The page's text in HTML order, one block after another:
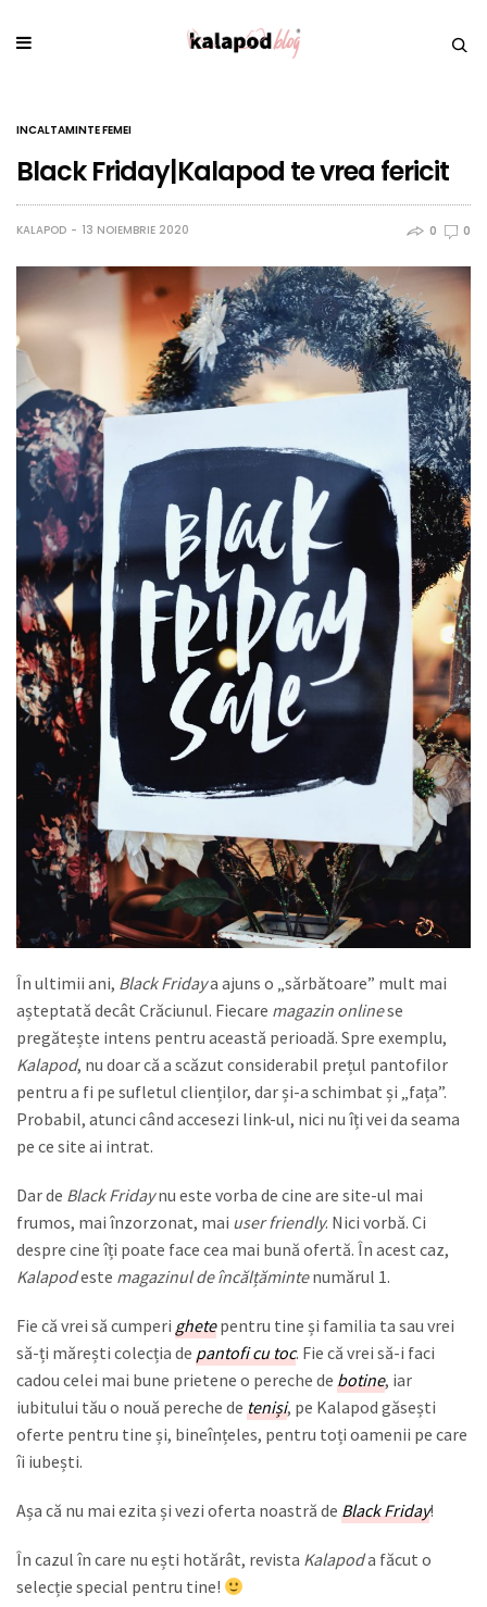
INCALTAMINTE FEMEI
Black Friday|Kalapod te vrea fericit
KALAPOD 13 NOIEMBRIE 2020 0 0
În ultimii ani, Black Fridaya ajuns o „sărbătoare” mult mai
așteptată decât Crăciunul. Fiecare magazin onlinese
pregătește intens pentru această perioadă. Spre exemplu,
Kalapod, nu doar că a scăzut considerabil prețul pantofilor
pentru a fi pe sufletul clienților, dar și-a schimbat și „fața”.
Probabil, atunci când accesezi link-ul, nici nu îți vei da seama
pe ce site ai intrat.
Dar de Black Fridaynu este vorba de cine are site-ul mai
frumos, mai înzorzonat, mai user friendly. Nici vorbă. Ci
despre cine îți poate face cea mai bună ofertă. În acest caz,
Kalapodeste magazinul de încălțămintenumărul 1.
Fie că vrei să cumperi ghetepentru tine și familia ta sau vrei
să-ți mărești colecția de pantofi cu toc. Fie că vrei să-i faci
cadou celei mai bune prietene o pereche de botine, iar
iubitului tău o nouă pereche de teniși, pe Kalapod găsești
oferte pentru tine și, bineînțeles, pentru toți oamenii pe care
îi iubești.
Așa că nu mai ezita și vezi oferta noastră de Black Friday!
În cazul în care nu ești hotărât, revista Kalapoda făcut o
selecție special pentru tine!